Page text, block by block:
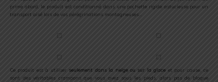
prime abord, le produit est conditionné dans une pochette rigide astucieuse pour un
transport aisé lors de vos pérégrinations montagneuses…
Ce produit est à utiliser seulement dans la neige ou sur la glace et pour cause, ce
sont des véritables crampons que vous avez sous les pieds, alors pas de blague